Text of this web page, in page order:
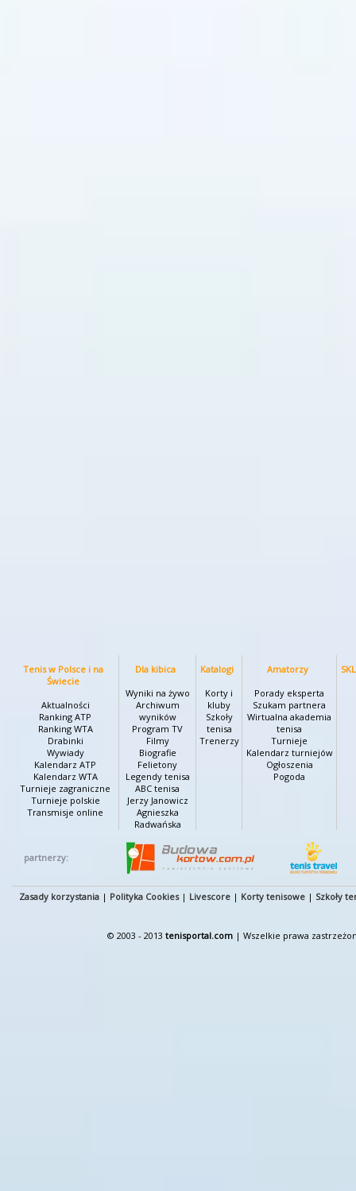
Tenis w Polsce i na
Świecie
Aktualności
Ranking ATP
Ranking WTA
Drabinki
Wywiady
Kalendarz ATP
Kalendarz WTA
Turnieje zagraniczne
Turnieje polskie
Transmisje online
Dla kibica
Wyniki na żywo
Archiwum
wyników
Program TV
Filmy
Biografie
Felietony
Legendy tenisa
ABC tenisa
Jerzy Janowicz
Agnieszka
Radwańska
Katalogi
Korty i
kluby
Szkoły
tenisa
Trenerzy
Amatorzy
Porady eksperta
Szukam partnera
Wirtualna akademia
tenisa
Turnieje
Kalendarz turniejów
Ogłoszenia
Pogoda
partnerzy:
Zasady korzystania | Polityka Cookies| Livescore | Korty tenisowe | Szkoły
© 2003 - 2013 tenisportal.com | Wszelkie prawa